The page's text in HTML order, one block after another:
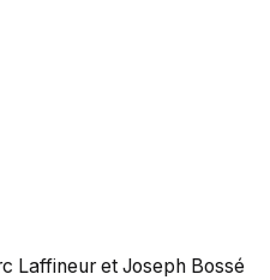
Laffineur et Joseph Bossé